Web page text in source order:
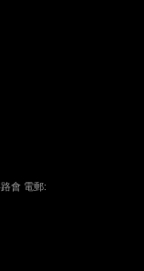
會 電郵: